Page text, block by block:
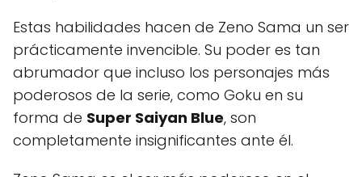
Estas habilidades hacen de Zeno Sama un ser
prácticamente invencible. Su poder es tan
abrumador que incluso los personajes más
poderosos de la serie, como Goku en su
forma de Super Saiyan Blue, son
completamente insignificantes ante él.